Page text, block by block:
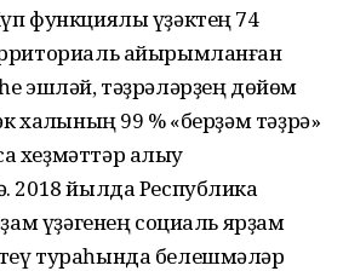
функциялы үҙәктең 74
айырымланған
эшләй, тәҙрәләрҙең дөйөм
халҡының 99 % «берҙәм тәҙрә»
хеҙмәттәр алыу
2018 йылда Республика
үҙәгенең социаль ярҙам
тураһында белешмәләр